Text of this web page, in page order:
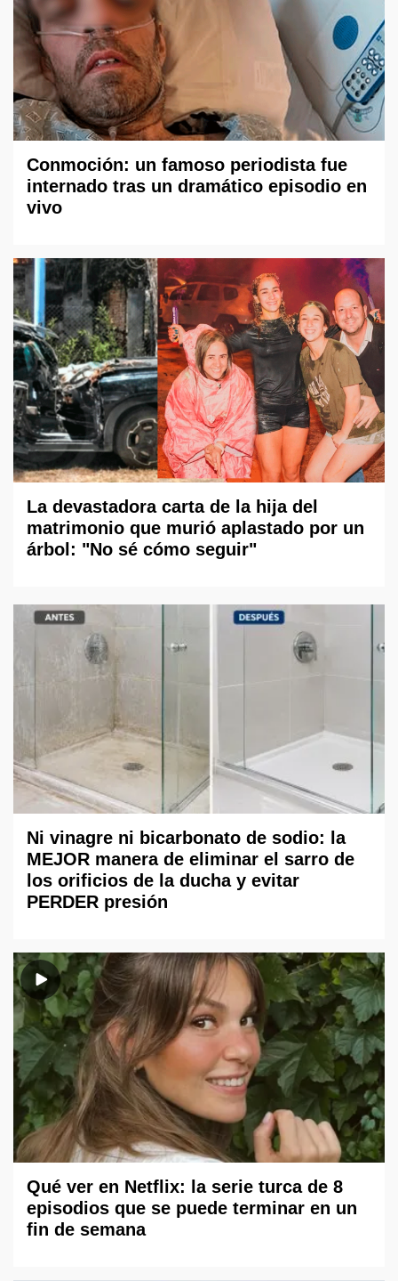
Conmoción: un famoso periodista fue
internado tras un dramático episodio en
vivo
La devastadora carta de la hija del
matrimonio que murió aplastado por un
árbol: "No sé cómo seguir"
Ni vinagre ni bicarbonato de sodio: la
MEJOR manera de eliminar el sarro de
los orificios de la ducha y evitar
PERDER presión
Qué ver en Netflix: la serie turca de 8
episodios que se puede terminar en un
fin de semana